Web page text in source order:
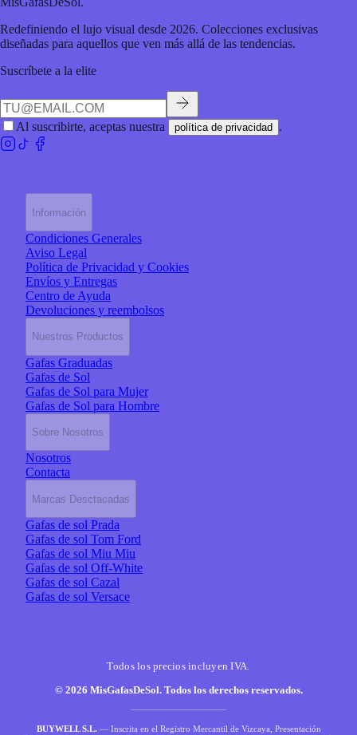
Redefiniendo el lujo visual desde 2026. Colecciones exclusivas
diseñadas para aquellos que ven más allá de las tendencias.
Suscríbete a la elite
Al suscribirte, aceptas nuestra política de privacidad .
Información
Condiciones Generales
Aviso Legal
Política de Privacidad y Cookies
Envíos y Entregas
Centro de Ayuda
Devoluciones y reembolsos
Nuestros Productos
Gafas Graduadas
Gafas de Sol
Gafas de Sol para Mujer
Gafas de Sol para Hombre
Sobre Nosotros
Nosotros
Contacta
Marcas Desctacadas
Gafas de sol Prada
Gafas de sol Tom Ford
Gafas de sol Miu Miu
Gafas de sol Off-White
Gafas de sol Cazal
Gafas de sol Versace
Todos los precios incluyen IVA.
© 2026 MisGafasDeSol. Todos los derechos reservados.
BUYWELL S.L. — Inscrita en el Registro Mercantil de Vizcaya, Presentación